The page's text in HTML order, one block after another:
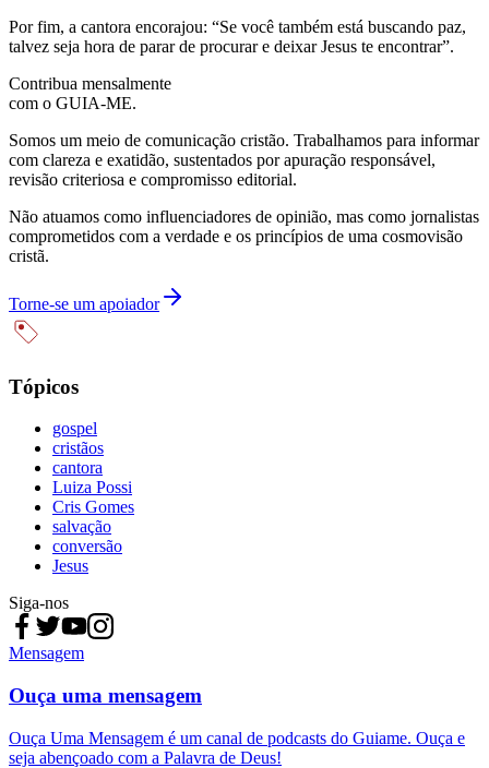
Por fim, a cantora encorajou: “Se você também está buscando paz,
talvez seja hora de parar de procurar e deixar Jesus te encontrar”.
Contribua mensalmente
com o GUIA-ME.
Somos um meio de comunicação cristão. Trabalhamos para informar
com clareza e exatidão, sustentados por apuração responsável,
revisão criteriosa e compromisso editorial.
Não atuamos como influenciadores de opinião, mas como jornalistas
comprometidos com a verdade e os princípios de uma cosmovisão
cristã.
Torne-se um apoiador
Tópicos
gospel
cristãos
cantora
Luiza Possi
Cris Gomes
salvação
conversão
Jesus
Siga-nos
Mensagem
Ouça uma mensagem
Ouça Uma Mensagem é um canal de podcasts do Guiame. Ouça e
seja abençoado com a Palavra de Deus!